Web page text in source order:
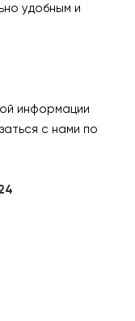
удобным и
информации
с нами по